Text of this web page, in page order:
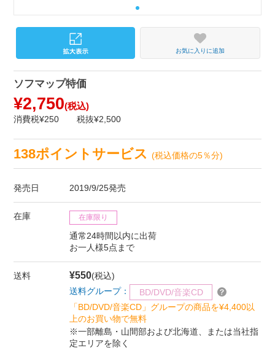
お気に入りに追加
ソフマップ特価
¥2,750(税込)
消費税¥250 税抜¥2,500
138ポイントサービス(税込価格の5％分)
発売日 2019/9/25発売
在庫 在庫限り
通常24時間以内に出荷
お一人様5点まで
送料 ¥550(税込)
送料グループ：
BD/DVD/音楽CD
「BD/DVD/音楽CD」グループの商品を¥4,400以
上のお買い物で無料
※一部離島・山間部および北海道、または当社指
定エリアを除く